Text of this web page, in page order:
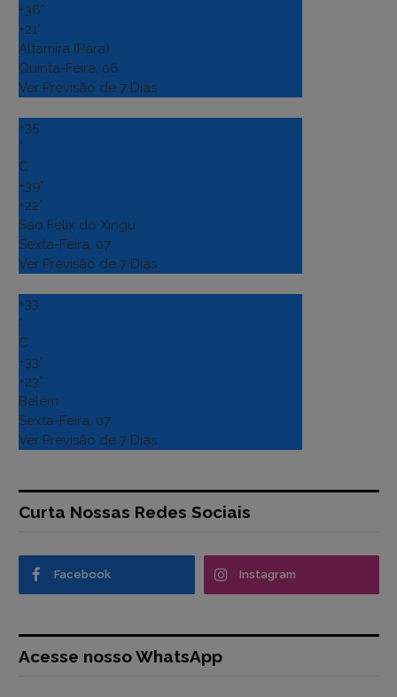
+36°
+21°
Altamira (Para)
Quinta-Feira, 06
Ver Previsão de 7 Dias
+35
°
C
+39°
+22°
Sao Felix do Xingu
Sexta-Feira, 07
Ver Previsão de 7 Dias
+33
°
C
+33°
+23°
Belém
Sexta-Feira, 07
Ver Previsão de 7 Dias
Curta Nossas Redes Sociais
Facebook Instagram
Acesse nosso WhatsApp